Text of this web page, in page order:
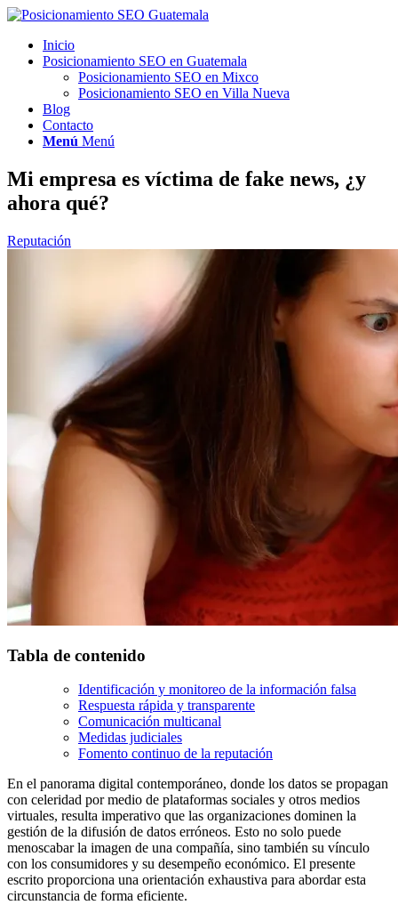
Inicio
Posicionamiento SEO en Guatemala
Posicionamiento SEO en Mixco
Posicionamiento SEO en Villa Nueva
Blog
Contacto
Menú Menú
Mi empresa es víctima de fake news, ¿y
ahora qué?
Reputación
Tabla de contenido
Identificación y monitoreo de la información falsa
Respuesta rápida y transparente
Comunicación multicanal
Medidas judiciales
Fomento continuo de la reputación
En el panorama digital contemporáneo, donde los datos se propagan
con celeridad por medio de plataformas sociales y otros medios
virtuales, resulta imperativo que las organizaciones dominen la
gestión de la difusión de datos erróneos. Esto no solo puede
menoscabar la imagen de una compañía, sino también su vínculo
con los consumidores y su desempeño económico. El presente
escrito proporciona una orientación exhaustiva para abordar esta
circunstancia de forma eficiente.